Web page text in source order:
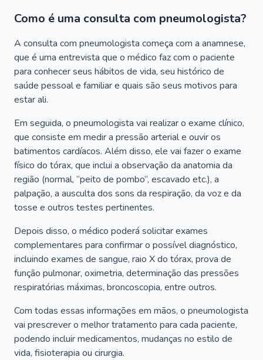
Como é uma consulta com pneumologista?
A consulta com pneumologista começa com a anamnese,
que é uma entrevista que o médico faz com o paciente
para conhecer seus hábitos de vida, seu histórico de
saúde pessoal e familiar e quais são seus motivos para
estar ali.
Em seguida, o pneumologista vai realizar o exame clínico,
que consiste em medir a pressão arterial e ouvir os
batimentos cardíacos. Além disso, ele vai fazer o exame
físico do tórax, que inclui a observação da anatomia da
região (normal, “peito de pombo”, escavado etc.), a
palpação, a ausculta dos sons da respiração, da voz e da
tosse e outros testes pertinentes.
Depois disso, o médico poderá solicitar exames
complementares para confirmar o possível diagnóstico,
incluindo exames de sangue, raio X do tórax, prova de
função pulmonar, oximetria, determinação das pressões
respiratórias máximas, broncoscopia, entre outros.
Com todas essas informações em mãos, o pneumologista
vai prescrever o melhor tratamento para cada paciente,
podendo incluir medicamentos, mudanças no estilo de
vida, fisioterapia ou cirurgia.